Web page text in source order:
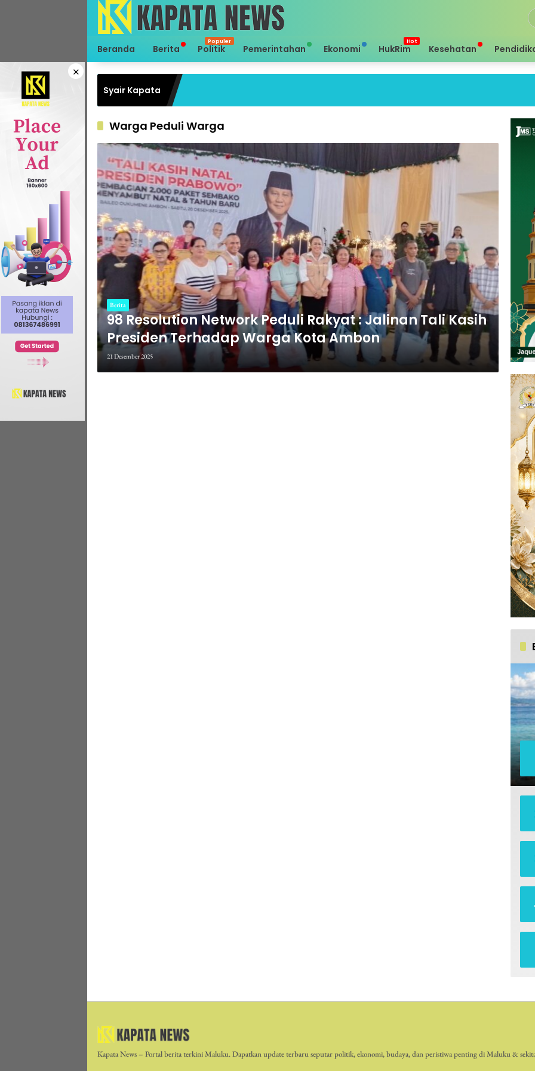
Beranda Berita Politik Pemerintahan Ekonomi HukRim Kesehatan
×
Syair Kapata
Warga Peduli Warga
Berita
98 Resolution Network Peduli Rakyat : Jalinan Tali Kasih
Presiden Terhadap Warga Kota Ambon
21 Desember 2025
Kapata News – Portal berita terkini Maluku. Dapatkan update terbaru seputar politik, ekonomi, budaya, dan peristiwa penting di Maluku &